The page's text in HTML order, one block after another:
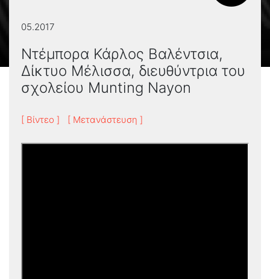
05.2017
Ντέμπορα Κάρλος Βαλέντσια,
Δίκτυο Μέλισσα, διευθύντρια του
σχολείου Munting Nayon
[ Βίντεο ] [ Μετανάστευση ]